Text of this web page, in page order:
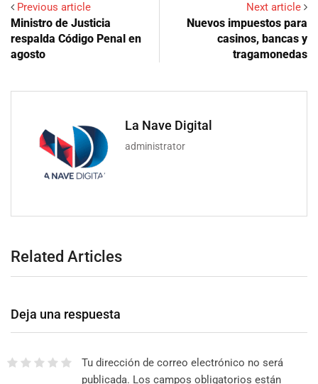
Previous article
Ministro de Justicia
respalda Código Penal en
agosto
Next article
Nuevos impuestos para
casinos, bancas y
tragamonedas
La Nave Digital
administrator
Related Articles
Deja una respuesta
Tu dirección de correo electrónico no será
publicada. Los campos obligatorios están